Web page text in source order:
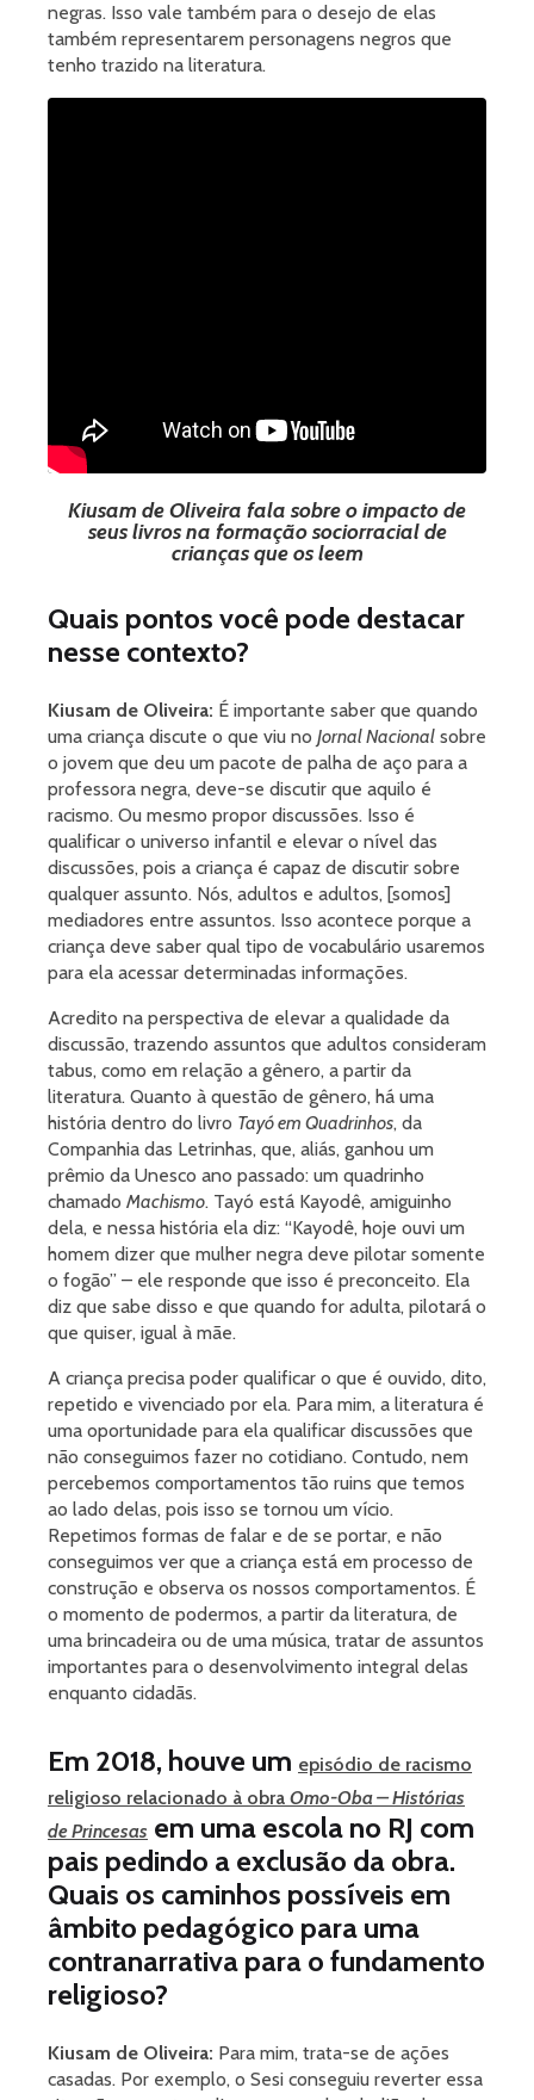
negras. Isso vale também para o desejo de elas
também representarem personagens negros que
tenho trazido na literatura.
Kiusam de Oliveira fala sobre o impacto de
seus livros na formação sociorracial de
crianças que os leem
Quais pontos você pode destacar
nesse contexto?
Kiusam de Oliveira: É importante saber que quando
uma criança discute o que viu no Jornal Nacional sobre
o jovem que deu um pacote de palha de aço para a
professora negra, deve-se discutir que aquilo é
racismo. Ou mesmo propor discussões. Isso é
qualificar o universo infantil e elevar o nível das
discussões, pois a criança é capaz de discutir sobre
qualquer assunto. Nós, adultos e adultos, [somos]
mediadores entre assuntos. Isso acontece porque a
criança deve saber qual tipo de vocabulário usaremos
para ela acessar determinadas informações.
Acredito na perspectiva de elevar a qualidade da
discussão, trazendo assuntos que adultos consideram
tabus, como em relação a gênero, a partir da
literatura. Quanto à questão de gênero, há uma
história dentro do livro Tayó em Quadrinhos, da
Companhia das Letrinhas, que, aliás, ganhou um
prêmio da Unesco ano passado: um quadrinho
chamado Machismo. Tayó está Kayodê, amiguinho
dela, e nessa história ela diz: “Kayodê, hoje ouvi um
homem dizer que mulher negra deve pilotar somente
o fogão” – ele responde que isso é preconceito. Ela
diz que sabe disso e que quando for adulta, pilotará o
que quiser, igual à mãe.
A criança precisa poder qualificar o que é ouvido, dito,
repetido e vivenciado por ela. Para mim, a literatura é
uma oportunidade para ela qualificar discussões que
não conseguimos fazer no cotidiano. Contudo, nem
percebemos comportamentos tão ruins que temos
ao lado delas, pois isso se tornou um vício.
Repetimos formas de falar e de se portar, e não
conseguimos ver que a criança está em processo de
construção e observa os nossos comportamentos. É
o momento de podermos, a partir da literatura, de
uma brincadeira ou de uma música, tratar de assuntos
importantes para o desenvolvimento integral delas
enquanto cidadãs.
Em 2018, houve um episódio de racismo
religioso relacionado à obra Omo-Oba – Histórias
de Princesas em uma escola no RJ com
pais pedindo a exclusão da obra.
Quais os caminhos possíveis em
âmbito pedagógico para uma
contranarrativa para o fundamento
religioso?
Kiusam de Oliveira: Para mim, trata-se de ações
casadas. Por exemplo, o Sesi conseguiu reverter essa